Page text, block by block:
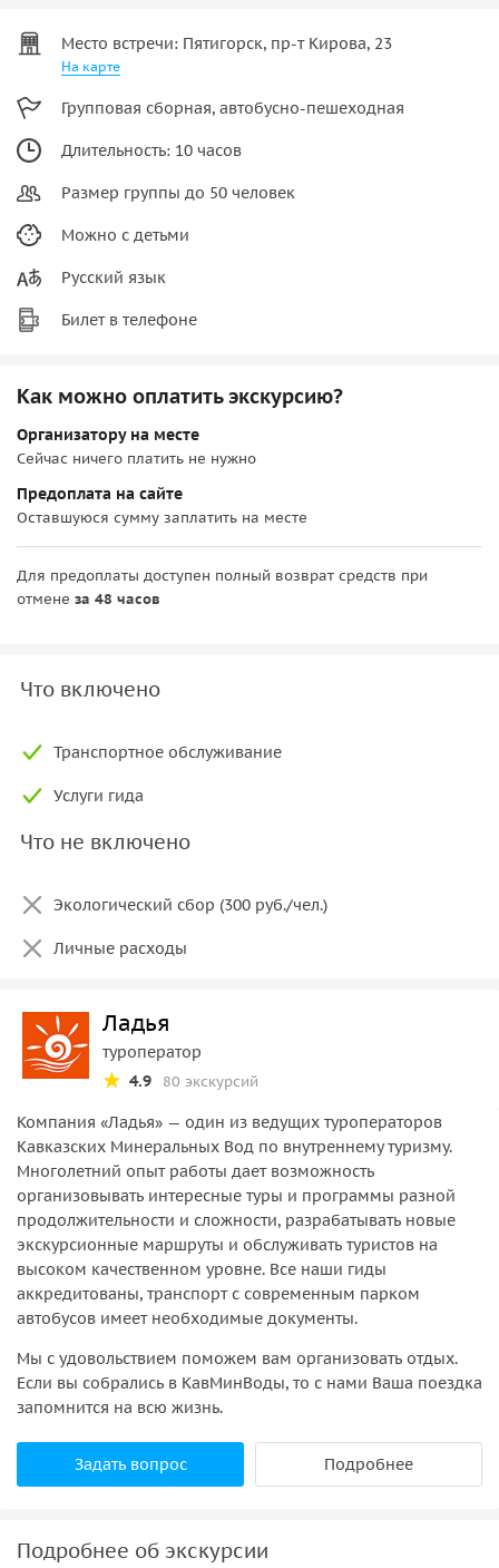
Место встречи: Пятигорск, пр-т Кирова, 23
На карте
Групповая сборная, автобусно-пешеходная
Длительность: 10 часов
Размер группы до 50 человек
Можно с детьми
Русский язык
Билет в телефоне
Как можно оплатить экскурсию?
Организатору на месте
Сейчас ничего платить не нужно
Предоплата на сайте
Оставшуюся сумму заплатить на месте
Для предоплаты доступен полный возврат средств при
отмене за 48 часов
Что включено
Транспортное обслуживание
Услуги гида
Что не включено
Экологический сбор (300 руб./чел.)
Личные расходы
Ладья
туроператор
4.9
80 экскурсий
Компания «Ладья» — один из ведущих туроператоров
Кавказских Минеральных Вод по внутреннему туризму.
Многолетний опыт работы дает возможность
организовывать интересные туры и программы разной
продолжительности и сложности, разрабатывать новые
экскурсионные маршруты и обслуживать туристов на
высоком качественном уровне. Все наши гиды
аккредитованы, транспорт с современным парком
автобусов имеет необходимые документы.
Мы с удовольствием поможем вам организовать отдых.
Если вы собрались в КавМинВоды, то с нами Ваша поездка
запомнится на всю жизнь.
Задать вопрос Подробнее
Подробнее об экскурсии